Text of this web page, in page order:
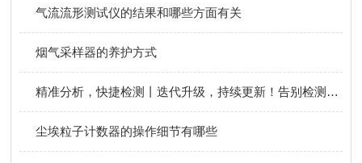
气流流形测试仪的结果和哪些方面有关
烟气采样器的养护方式
精准分析，快捷检测丨迭代升级，持续更新！告别检测忧虑，大象视频APP最新版便携式甲烷非甲烷总烃分析仪！
尘埃粒子计数器的操作细节有哪些